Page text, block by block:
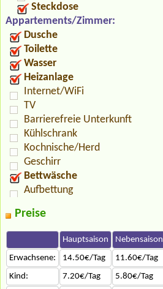
Steckdose
Appartements/Zimmer:
Dusche
Toilette
Wasser
Heizanlage
Internet/WiFi
TV
Barrierefreie Unterkunft
Kühlschrank
Kochnische/Herd
Geschirr
Bettwäsche
Aufbettung
Preise
Hauptsaison Nebensaison
Erwachsene:
14.50€/Tag 11.60€/Tag
Kind:
7.20€/Tag 5.80€/Tag